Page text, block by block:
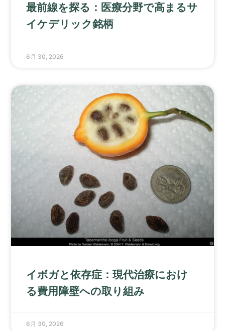
最前線を探る：医療分野で高まるサ
イケデリック銘柄
6月 30, 2026
イボガと依存症：現代治療におけ
る費用障壁への取り組み
6月 30, 2026